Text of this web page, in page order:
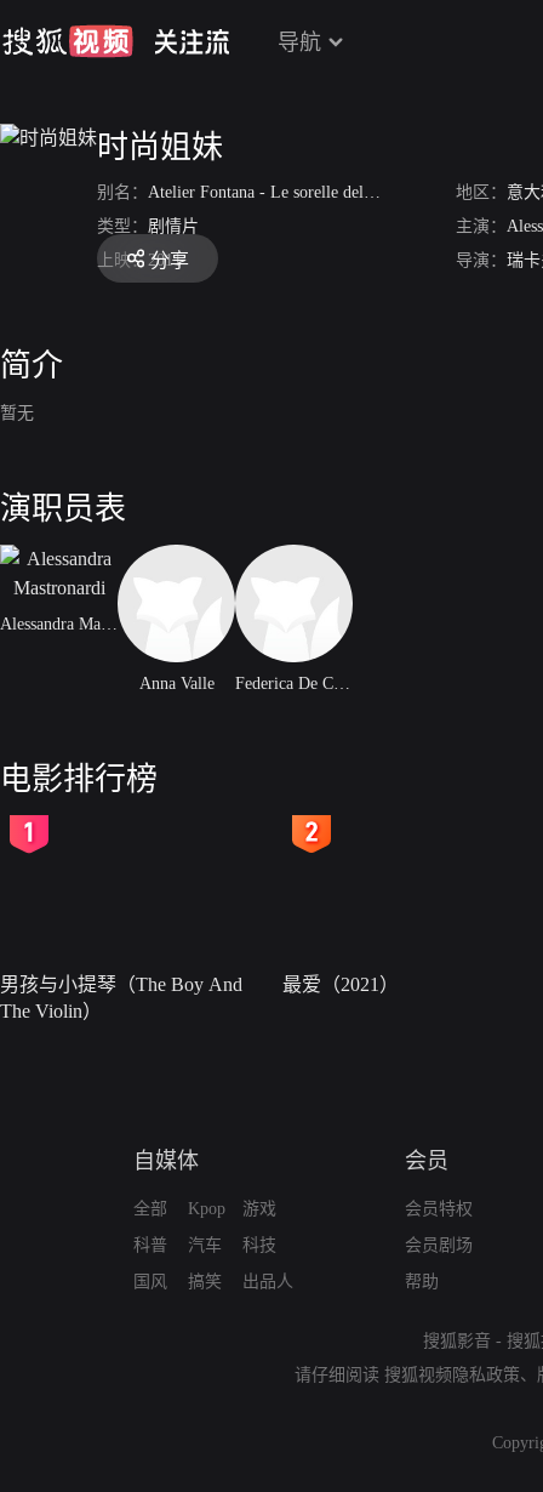
导航
时尚姐妹
别名： Atelier Fontana - Le sorelle della moda 地区： 意
类型： 剧情片 主演：
上映： 2011 导演： 瑞卡
分享
简介
暂无
演职员表
Alessandra Mastronardi
Anna Valle Federica De Cola
电影排行榜
男孩与小提琴（The Boy And
The Violin）
最爱（2021）
自媒体
全部
科普
国风
Kpop
汽车
搞笑
游戏
科技
出品人
会员
会员特权
会员剧场
帮助
搜狐影音 - 搜
请仔细阅读 搜狐视频隐私政策、